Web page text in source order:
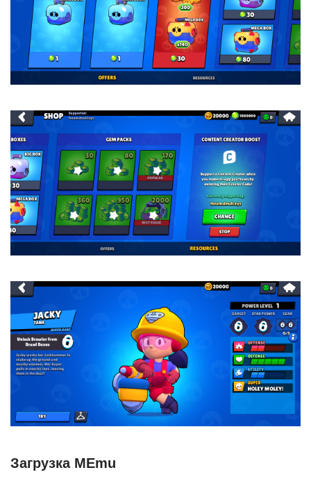
Загрузка MEmu